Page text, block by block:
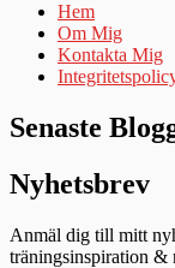
Hem
Om Mig
Kontakta Mig
Senaste
Nyhetsbrev
Anmäl dig till mitt
träningsinspiration &